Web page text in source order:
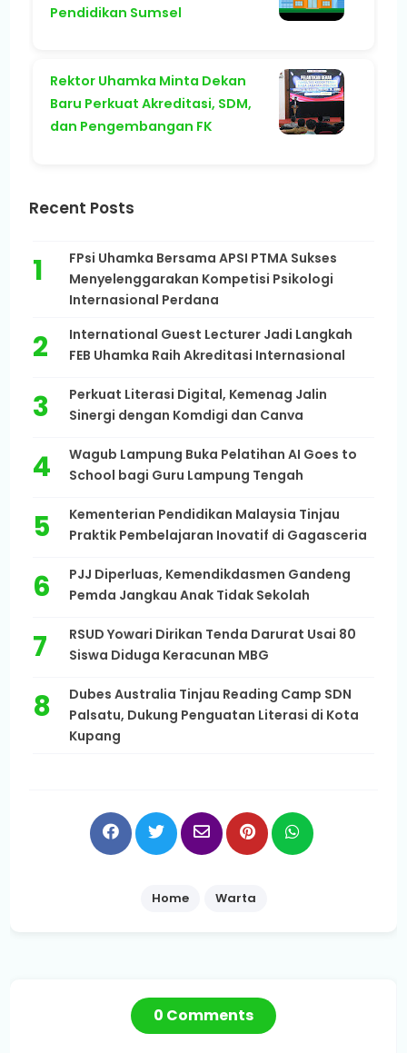
Pendidikan Sumsel
Rektor Uhamka Minta Dekan
Baru Perkuat Akreditasi, SDM,
dan Pengembangan FK
Recent Posts
FPsi Uhamka Bersama APSI PTMA Sukses
Menyelenggarakan Kompetisi Psikologi
Internasional Perdana
International Guest Lecturer Jadi Langkah
FEB Uhamka Raih Akreditasi Internasional
Perkuat Literasi Digital, Kemenag Jalin
Sinergi dengan Komdigi dan Canva
Wagub Lampung Buka Pelatihan AI Goes to
School bagi Guru Lampung Tengah
Kementerian Pendidikan Malaysia Tinjau
Praktik Pembelajaran Inovatif di Gagasceria
PJJ Diperluas, Kemendikdasmen Gandeng
Pemda Jangkau Anak Tidak Sekolah
RSUD Yowari Dirikan Tenda Darurat Usai 80
Siswa Diduga Keracunan MBG
Dubes Australia Tinjau Reading Camp SDN
Palsatu, Dukung Penguatan Literasi di Kota
Kupang
Home Warta
0 Comments